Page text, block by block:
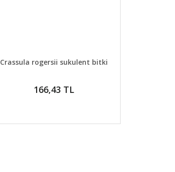
DETAYLAR GELİNCE HABER VER
Crassula rogersii sukulent bitki
166,43 TL